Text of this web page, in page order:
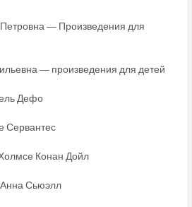
― Произведения для
― произведения для детей
Дефо
Сервантес
Конан Дойл
Сьюэлл